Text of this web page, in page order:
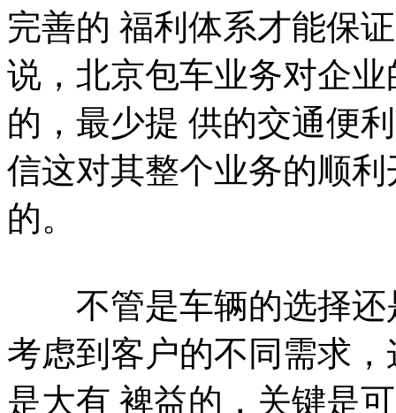
完善的 福利体系才能保
说，北京包车业务对企
的，最少提 供的交通便
信这对其整个业务的顺
的。
不管是车辆的选择还
考虑到客户的不同需求
是大有 裨益的，关键是